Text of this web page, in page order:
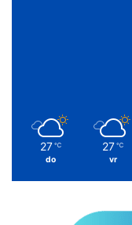
27 ℃
do
27 ℃
vr